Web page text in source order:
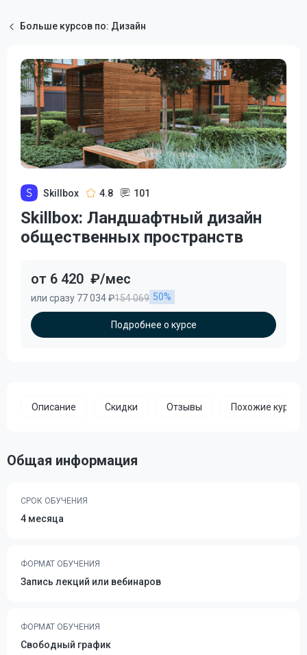
Больше курсов по: Дизайн
Skillbox 4.8 101
Skillbox: Ландшафтный дизайн
общественных пространств
от 6 420 ₽/мес
или сразу 77 034 ₽154 069 50%
Подробнее о курсе
Описание Скидки Отзывы Похожие курсы
Общая информация
СРОК ОБУЧЕНИЯ
4 месяца
ФОРМАТ ОБУЧЕНИЯ
Запись лекций или вебинаров
ФОРМАТ ОБУЧЕНИЯ
Свободный график